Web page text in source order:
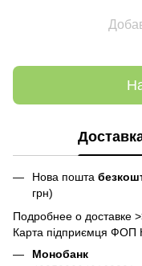
Нова пошта
грн)
Подробнее о доставке
Карта підприємця ФОП
Монобанк